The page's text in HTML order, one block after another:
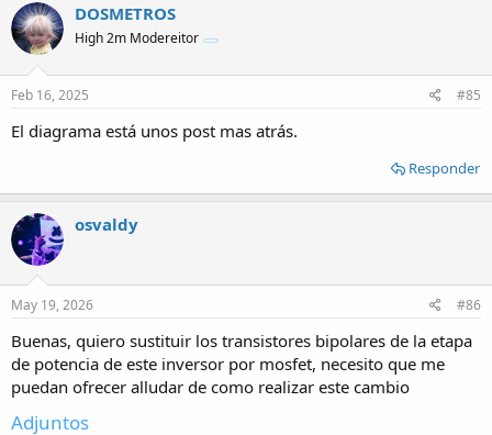
DOSMETROS
High 2m Modereitor
Feb 16, 2025 #85
El diagrama está unos post mas atrás.
Responder
osvaldy
May 19, 2026 #86
Buenas, quiero sustituir los transistores bipolares de la etapa
de potencia de este inversor por mosfet, necesito que me
puedan ofrecer alludar de como realizar este cambio
Adjuntos